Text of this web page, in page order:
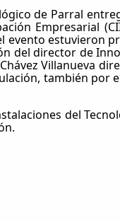
de Parral
Empresarial
evento
del director de
Villanueva
también por
del